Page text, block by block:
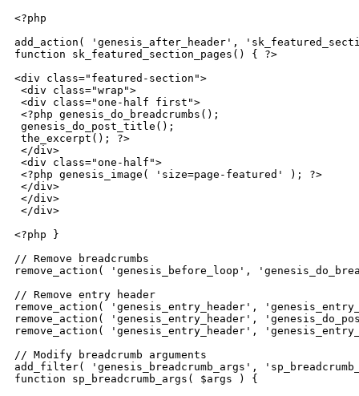
<?php
add_action( 'genesis_after_header',
function sk_featured_section_pages() { ?>
<div class="featured-section">
<div class="wrap">
<div class="one-half first">
<?php genesis_do_breadcrumbs();
genesis_do_post_title();
the_excerpt(); ?>
</div>
<div class="one-half">
<?php genesis_image( 'size=page-featured' ); ?>
</div>
</div>
</div>
<?php }
// Remove breadcrumbs
remove_action( 'genesis_before_loop',
// Remove entry header
remove_action( 'genesis_entry_header',
remove_action( 'genesis_entry_header',
remove_action( 'genesis_entry_header',
// Modify breadcrumb arguments
add_filter( 'genesis_breadcrumb_args',
function sp_breadcrumb_args( $args ) {